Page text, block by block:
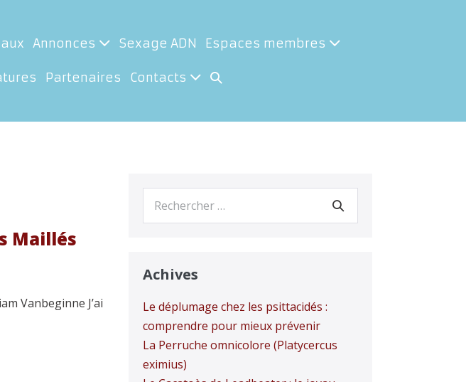
Annonces Sexage ADN Espaces membres
Partenaires Contacts
Basculer
Maillés
Vanbeginne J’ai
Achives
Le déplumage chez les psittacidés :
comprendre pour mieux prévenir
La Perruche omnicolore (Platycercus
eximius)